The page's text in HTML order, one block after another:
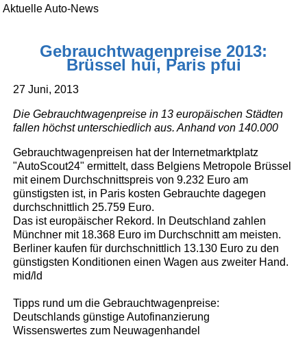
Aktuelle Auto-News
Gebrauchtwagenpreise 2013:
Brüssel hui, Paris pfui
27 Juni, 2013
Die Gebrauchtwagenpreise in 13 europäischen Städten
fallen höchst unterschiedlich aus. Anhand von 140.000
Gebrauchtwagenpreisen hat der Internetmarktplatz
"AutoScout24" ermittelt, dass Belgiens Metropole Brüssel
mit einem Durchschnittspreis von 9.232 Euro am
günstigsten ist, in Paris kosten Gebrauchte dagegen
durchschnittlich 25.759 Euro.
Das ist europäischer Rekord. In Deutschland zahlen
Münchner mit 18.368 Euro im Durchschnitt am meisten.
Berliner kaufen für durchschnittlich 13.130 Euro zu den
günstigsten Konditionen einen Wagen aus zweiter Hand.
mid/ld
Tipps rund um die Gebrauchtwagenpreise:
Deutschlands günstige Autofinanzierung
Wissenswertes zum Neuwagenhandel